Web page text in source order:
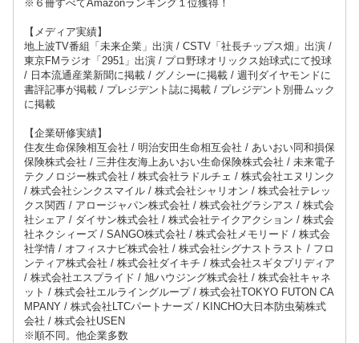
※６冊すべてAmazonランキング１位獲得！
【メディア実績】
地上波TV番組「未来企業」出演 / CSTV「社長チップス畑」出演 /
東京FMラジオ「2951」出演 / プロ野球オリックス始球式にて投球
/ 日本流通産業新聞に掲載 / グノシーに掲載 / 週刊ダイヤモンドに
書評記事が掲載 / プレジデント誌に掲載 / プレジデント別冊ムック
に掲載
【企業研修実績】
住友生命保険相互会社 / 明治安田生命相互会社 / あいおい同和損保
保険株式会社 / 三井住友海上あいおい生命保険株式会社 / 未来電子
テクノロジー株式会社 / 株式会社ラドルチェ / 株式会社エヌリンク
/ 株式会社シンクスマイル / 株式会社シャリオン / 株式会社テレッ
クス関西 / アロージャパン株式会社 / 株式会社グラシアス / 株式会
社シェア / ダイサン株式会社 / 株式会社テイクアクション / 株式会
社ネクシィーズ / SANGO株式会社 / 株式会社メモリード / 株式会
社学情 / オフィスナビ株式会社 / 株式会社シグナストラスト / フロ
ンティア株式会社 / 株式会社ダイキチ / 株式会社スギタプリディア
/ 株式会社エスプライド / 旭ハウジング株式会社 / 株式会社キャネ
ット / 株式会社エルライングループ / 株式会社TOKYO FUTON CA
MPANY / 株式会社LTCパートナーズ / KINCHO大日本防虫菊株式
会社 / 株式会社USEN
※順不同。他企業多数